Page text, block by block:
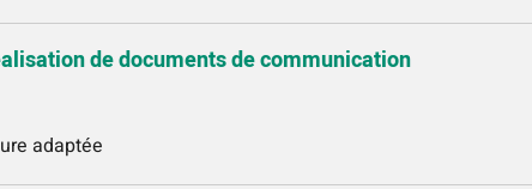
de documents de communication
adaptée